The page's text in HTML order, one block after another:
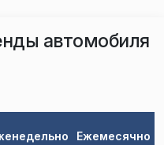
автомобиля
Ежемесячно